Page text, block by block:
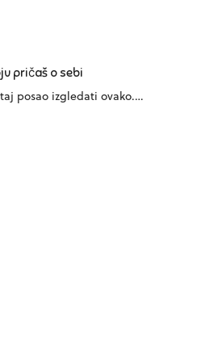
pričaš o sebi
posao izgledati ovako.…